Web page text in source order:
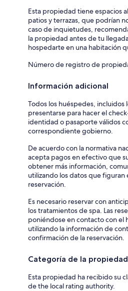
Esta propiedad tiene espacios
patios y terrazas, que podrían
caso de inquietudes,
la propiedad antes de tu
hospedarte en una habitación
Número de registro de
Información adicional
Todos los huéspedes, incluidos
presentarse para hacer el
identidad o pasaporte válidos
correspondiente gobierno.
De acuerdo con la normativa
acepta pagos en efectivo que
obtener más información,
utilizando los datos que figuran
reservación.
Es necesario reservar con
los tratamientos de spa. Las
poniéndose en contacto con el
utilizando la información de
confirmación de la reservación.
Categoría de la propiedad
Esta propiedad ha recibido su
de the local rating authority.